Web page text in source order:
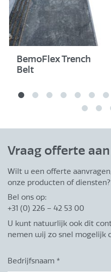
(vergelijkbaar)
Rus 66a 110/
Rus 108a 110/
BemoFlex Trench
Belt
Vraag offerte aan
Wilt u een offerte
onze producten of diensten?
Bel ons op:
+31 (0) 226 – 42 53 00
U kunt natuurlijk ook dit
nemen wij zo snel mogelijk
Bedrijfsnaam *